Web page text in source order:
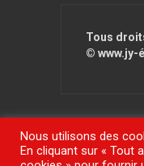
Tous
© www.jy-
Fièrement
Nous utilisons des
En cliquant sur « Tout